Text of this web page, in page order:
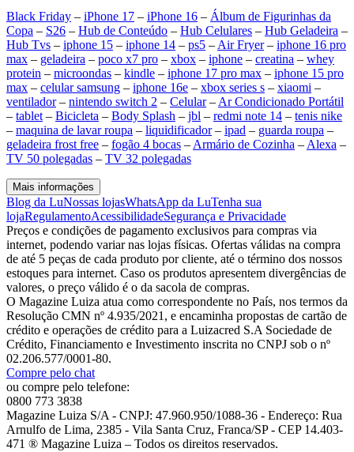
Black Friday – iPhone 17 – iPhone 16 – Álbum de Figurinhas da
Copa – S26 – Hub de Conteúdo – Hub Celulares – Hub Geladeira –
Hub Tvs – iphone 15 – iphone 14 – ps5 – Air Fryer– iphone 16 pro
max – geladeira – poco x7 pro – xbox – iphone – creatina – whey
protein – microondas – kindle – iphone 17 pro max – iphone 15 pro
max – celular samsung – iphone 16e – xbox series s – xiaomi –
ventilador– nintendo switch 2 – Celular– Ar Condicionado Portátil
– tablet – Bicicleta – Body Splash – jbl – redmi note 14 – tenis nike
– maquina de lavar roupa – liquidificador– ipad – guarda roupa –
geladeira frost free – fogão 4 bocas – Armário de Cozinha – Alexa –
TV 50 polegadas – TV 32 polegadas
Mais informações
Blog da LuNossas lojasWhatsApp da LuTenha sua
lojaRegulamentoAcessibilidadeSegurança e Privacidade
Preços e condições de pagamento exclusivos para compras via
internet, podendo variar nas lojas físicas. Ofertas válidas na compra
de até 5 peças de cada produto por cliente, até o término dos nossos
estoques para internet. Caso os produtos apresentem divergências de
valores, o preço válido é o da sacola de compras.
O Magazine Luiza atua como correspondente no País, nos termos da
Resolução CMN nº 4.935/2021, e encaminha propostas de cartão de
crédito e operações de crédito para a Luizacred S.A Sociedade de
Crédito, Financiamento e Investimento inscrita no CNPJ sob o nº
02.206.577/0001-80.
Compre pelo chat
ou compre pelo telefone:
0800 773 3838
Magazine Luiza S/A - CNPJ: 47.960.950/1088-36 - Endereço: Rua
Arnulfo de Lima, 2385 - Vila Santa Cruz, Franca/SP - CEP 14.403-
471 ® Magazine Luiza – Todos os direitos reservados.